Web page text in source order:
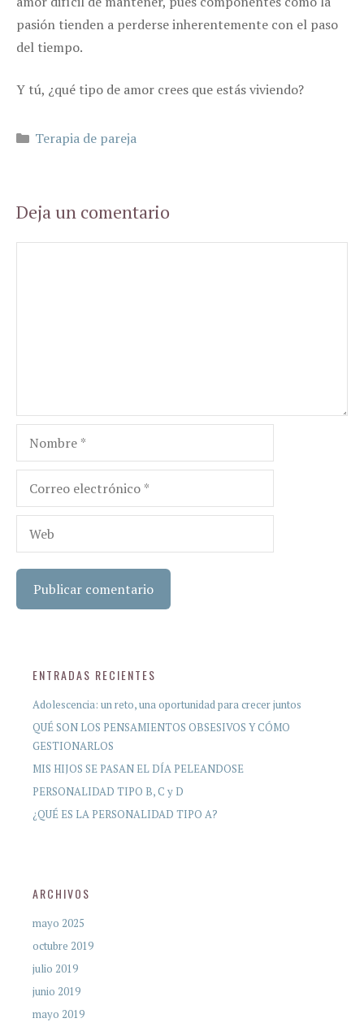
pasión tienden a perderse inherentemente con el paso
del tiempo.
Y tú, ¿qué tipo de amor crees que estás viviendo?
Categorías
Terapia de pareja
Deja un comentario
Nombre
Correo
electrónico
Web
ENTRADAS RECIENTES
Adolescencia: un reto, una oportunidad para crecer juntos
QUÉ SON LOS PENSAMIENTOS OBSESIVOS Y CÓMO
GESTIONARLOS
MIS HIJOS SE PASAN EL DÍA PELEANDOSE
PERSONALIDAD TIPO B, C y D
¿QUÉ ES LA PERSONALIDAD TIPO A?
ARCHIVOS
mayo 2025
octubre 2019
julio 2019
junio 2019
mayo 2019